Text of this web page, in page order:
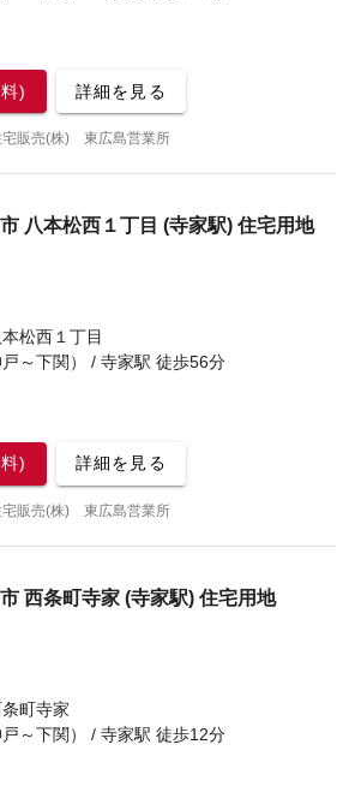
) 詳細を見る
宅販売(株) 東広島営業所
八本松西１丁目 (寺家駅) 住宅用地
松西１丁目
戸～下関） / 寺家駅 徒歩56分
) 詳細を見る
宅販売(株) 東広島営業所
西条町寺家 (寺家駅) 住宅用地
町寺家
戸～下関） / 寺家駅 徒歩12分